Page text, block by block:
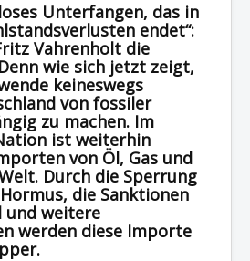
Unterfangen, das in
endet“:
Vahrenholt die
wie sich jetzt zeigt,
keineswegs
von fossiler
zu machen. Im
ist weiterhin
von Öl, Gas und
Durch die Sperrung
die Sanktionen
und weitere
werden diese Importe